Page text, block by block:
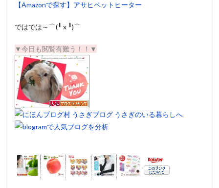
【Amazonで探す】アサヒペットヒーター
ではでは～⌒(╹ x ╹)⌒
▼今日も閲覧有難う！！▼